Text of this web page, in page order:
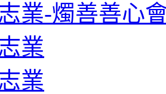
業-燭善善心
業
業